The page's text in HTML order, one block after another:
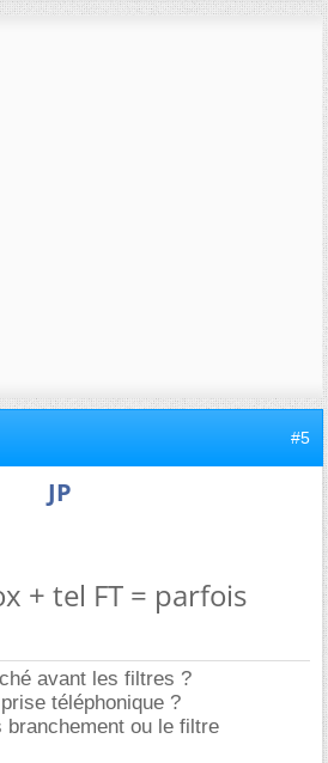
#5
JP
+ tel FT = parfois
avant les filtres ?
téléphonique ?
branchement ou le filtre